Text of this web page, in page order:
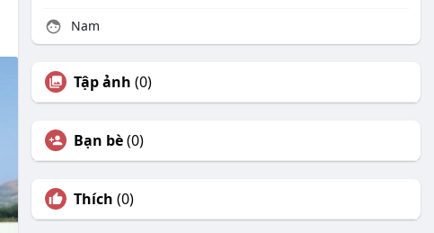
Nam
Tập ảnh (0)
Bạn bè(0)
Thích (0)